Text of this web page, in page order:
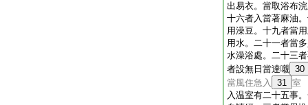
出易衣。當取浴布
十六者入當著麻油
用澡豆。十九者當
用水。二十一者當
水澡浴處。二十三
者設無日當達嚫 30
當風住急入
31 室
入温室有二十五事